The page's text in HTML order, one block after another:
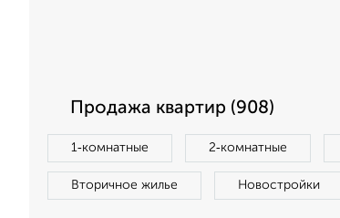
Продажа квартир (908)
1‑комнатные 2‑комнатные
Вторичное жилье Новостройки